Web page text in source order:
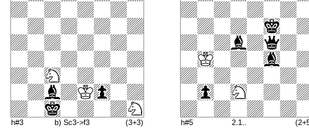
h#3 b) Sc3->f3 (3+3) h#5 2.1..